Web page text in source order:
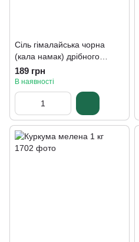
Сіль гімалайська чорна
(кала намак) дрібного
помелу 1 кг
189 грн
В наявності